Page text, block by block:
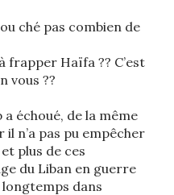
ché pas combien de
frapper Haïfa ?? C’est
vous ??
a échoué, de la même
n’a pas pu empêcher
plus de ces
du Liban en guerre
dans